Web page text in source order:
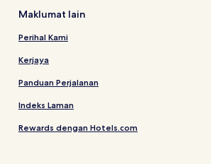
Maklumat lain
Perihal Kami
Kerjaya
Panduan Perjalanan
Indeks Laman
Rewards dengan Hotels.com